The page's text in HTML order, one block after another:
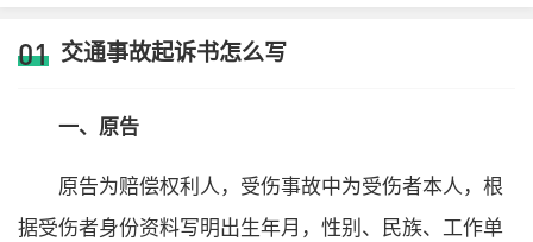
01 交通事故起诉书怎么写
一、原告
原告为赔偿权利人，受伤事故中为受伤者本人，根
据受伤者身份资料写明出生年月，性别、民族、工作单